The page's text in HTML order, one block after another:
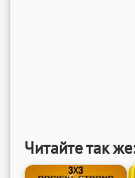
Читайте так же: